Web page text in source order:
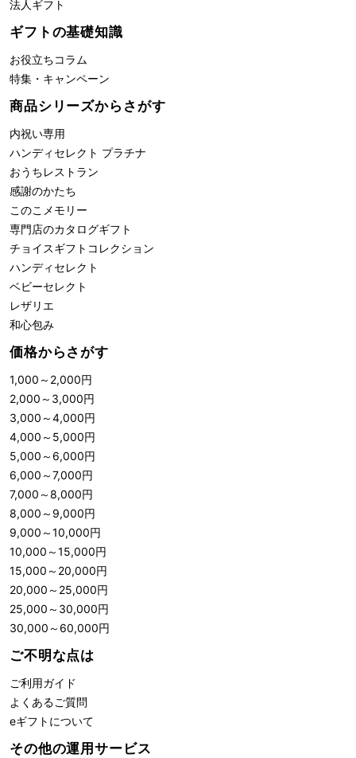
法人ギフト
ギフトの基礎知識
お役立ちコラム
特集・キャンペーン
商品シリーズからさがす
内祝い専用
ハンディセレクト プラチナ
おうちレストラン
感謝のかたち
このこメモリー
専門店のカタログギフト
チョイスギフトコレクション
ハンディセレクト
ベビーセレクト
レザリエ
和心包み
価格からさがす
1,000 ～ 2,000円
2,000 ～ 3,000円
3,000 ～4,000円
4,000 ～ 5,000円
5,000 ～ 6,000円
6,000 ～7,000円
7,000 ～8,000円
8,000 ～ 9,000円
9,000 ～10,000円
10,000 ～15,000円
15,000 ～ 20,000円
20,000 ～ 25,000円
25,000 ～ 30,000円
30,000 ～ 60,000円
ご不明な点は
ご利用ガイド
よくあるご質問
eギフトについて
その他の運用サービス